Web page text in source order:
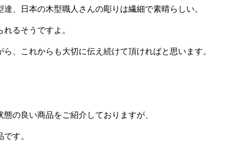
、日本の木型職人さんの彫りは繊細で素晴らしい。
るそうですよ。
、これからも大切に伝え続けて頂ければと思います。
の良い商品をご紹介しておりますが、
す。